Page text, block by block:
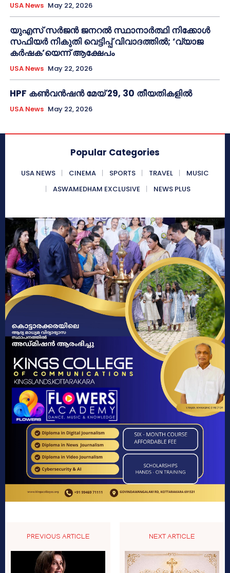
USA News May 22, 2026
യുഎസ് സർജൻ ജനറൽ സ്ഥാനാർത്ഥി നിക്കോൾ
സഫിയർ നികുതി വെട്ടിപ്പ് വിവാദത്തിൽ; ‘വ്യാജ
കർഷക’യെന്ന് ആക്ഷേപം
USA News May 22, 2026
HPF കൺവൻഷൻ മേയ് 29, 30 തീയതികളിൽ
USA News May 22, 2026
Popular Categories
USA NEWS CINEMA SPORTS TRAVEL
MUSIC
ASWAMEDHAM EXCLUSIVE
NEWS PLUS
PREVIOUS ARTICLE NEXT ARTICLE